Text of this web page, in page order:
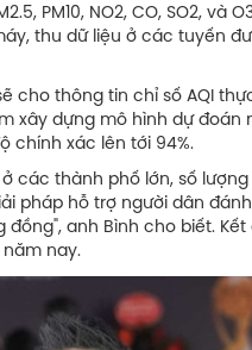
PM10, NO2, CO, SO2, và
thu dữ liệu ở các tuyến
cho thông tin chỉ số AQI
xây dựng mô hình dự
chính xác lên tới 94%.
ở các thành phố lớn, số
pháp hỗ trợ người dân
anh Bình cho biết.
năm nay.